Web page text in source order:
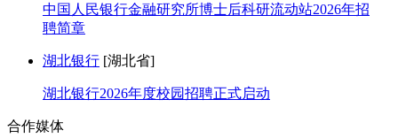
中国人民银行金融研究所博士后科研流动站2026年招
聘简章
湖北银行 [湖北省]
湖北银行2026年度校园招聘正式启动
合作媒体